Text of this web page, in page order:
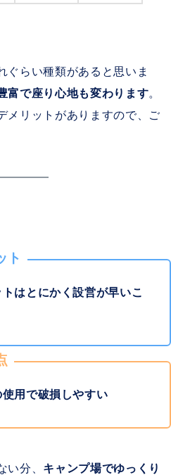
ぐらい種類があると思いま
富で座り心地も変わります。
メリットがありますので、ご
ト
はとにかく設営が早いこ
用で破損しやすい
い分、 キャンプ場でゆっくり